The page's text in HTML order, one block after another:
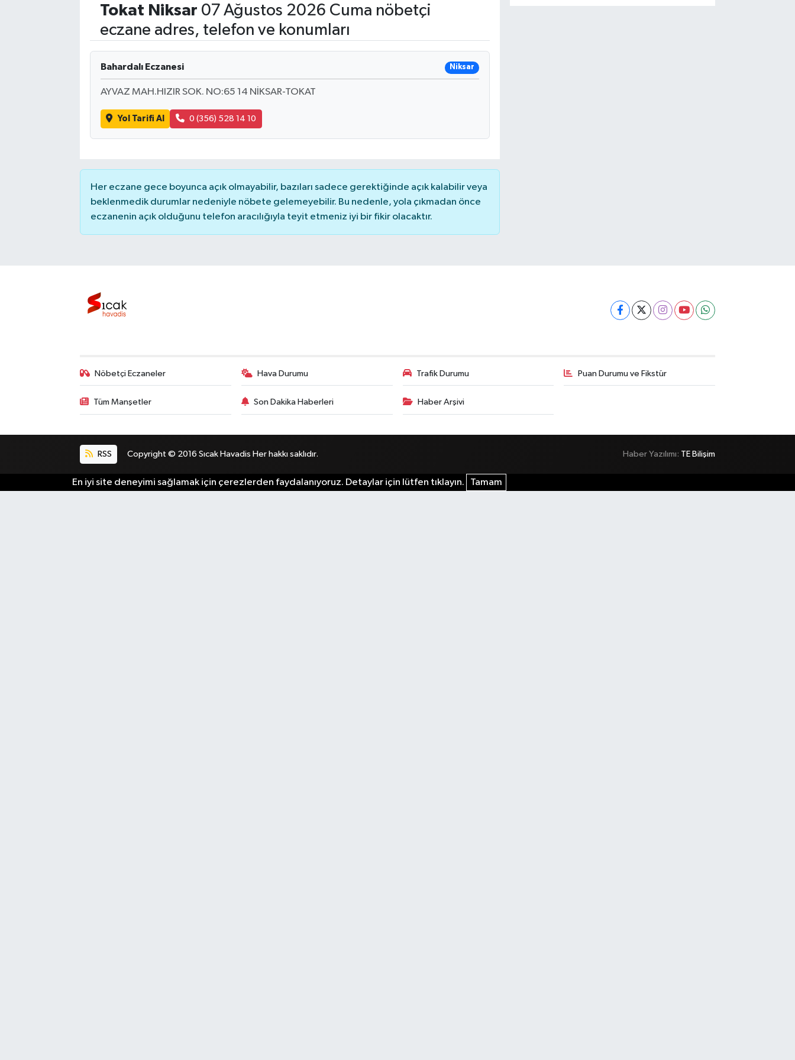
Tokat Niksar 07 Ağustos 2026 Cuma nöbetçi
eczane adres, telefon ve konumları
Bahardalı Eczanesi Niksar
AYVAZ MAH.HIZIR SOK. NO:65 14 NİKSAR-TOKAT
Yol Tarifi Al 0 (356) 528 14 10
Her eczane gece boyunca açık olmayabilir, bazıları sadece gerektiğinde açık kalabilir veya
beklenmedik durumlar nedeniyle nöbete gelemeyebilir. Bu nedenle, yola çıkmadan önce
eczanenin açık olduğunu telefon aracılığıyla teyit etmeniz iyi bir fikir olacaktır.
Nöbetçi Eczaneler Hava Durumu Trafik Durumu Puan Durumu ve Fikstür
Tüm Manşetler Son Dakika Haberleri Haber Arşivi
RSS Copyright © 2016 Sıcak Havadis Her hakkı saklıdır. Haber Yazılımı: TE Bilişim
En iyi site deneyimi sağlamak için çerezlerden faydalanıyoruz. Detaylar için lütfen tıklayın. Tamam
Kültür & Sanat
Bilim, Teknoloji